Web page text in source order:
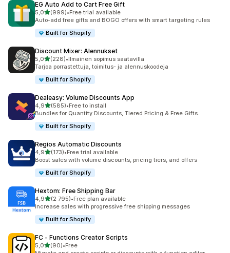
EG Auto Add to Cart Free Gift
5,0/ 5 tähteä
(999)
999 arvostelua yhteensä
•Free trial available
Auto-add free gifts and BOGO offers with smart targeting rules
Built for Shopify
Discount Mixer: Alennukset
5,0/ 5 tähteä
(228)
228 arvostelua yhteensä
•Ilmainen sopimus saatavilla
Tarjoa porrastettuja, toimitus- ja alennuskoodeja
Built for Shopify
Dealeasy: Volume Discounts App
4,9/ 5 tähteä
(585)
585 arvostelua yhteensä
•Free to install
Bundles for Quantity Discounts, Tiered Pricing & Free Gifts.
Built for Shopify
Regios Automatic Discounts
4,9/ 5 tähteä
(173)
173 arvostelua yhteensä
•Free trial available
Boost sales with volume discounts, pricing tiers, and offers
Built for Shopify
Hextom: Free Shipping Bar
4,9/ 5 tähteä
(2 795)
2795 arvostelua yhteensä
•Free plan available
Increase sales with progressive free shipping messages
Built for Shopify
FC ‑ Functions Creator Scripts
5,0/ 5 tähteä
(90)
90 arvostelua yhteensä
•Free